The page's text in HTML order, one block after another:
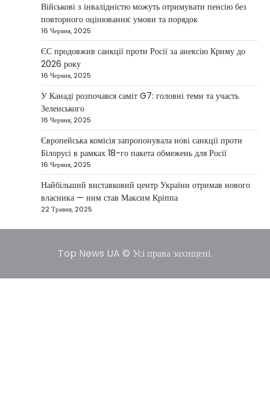
міжнародних партнерів у стабілізації ситуації
на…
НОВИНИ
Конфлікт на Близькому Сході
паралізував туризм і
авіаперевезення
1 Березня, 2026
Загострення конфлікту на Близькому Сході
суттєво вплинуло на міжнародні подорожі та
туристичну індустрію. Після ударів…
5
США не відкидають можливість
удару по Ірану у разі провалу
переговорів
Kolomysheva Anastasiya
17 Червня,
У США не виключають застосування сили проти
принесуть бажаних результатів.…
Військові з інвалідністю можуть отримувати пенсію без
повторного оцінювання: умови та порядок
16 Червня, 2025
ЄС продовжив санкції проти Росії за анексію Криму до
2026 року
16 Червня, 2025
У Канаді розпочався саміт G7: головні теми та участь
Зеленського
16 Червня, 2025
Європейська комісія запропонувала нові санкції проти
Білорусі в рамках 18-го пакета обмежень для Росії
16 Червня, 2025
Найбільший виставковий центр України отримав нового
власника — ним став Максим Кріппа
22 Травня, 2025
Top News UA © Усі права захищені.